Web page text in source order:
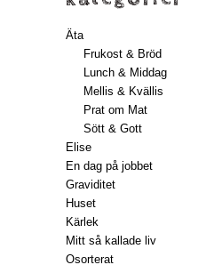
Äta
Frukost & Bröd
Lunch & Middag
Mellis & Kvällis
Prat om Mat
Sött & Gott
Elise
En dag på jobbet
Graviditet
Huset
Kärlek
Mitt så kallade liv
Osorterat